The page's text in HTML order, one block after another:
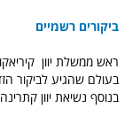
ביקורים רשמיים
ראש ממשלת יוון
בעולם שהגיע לביקור
בנוסף נשיאת יוון